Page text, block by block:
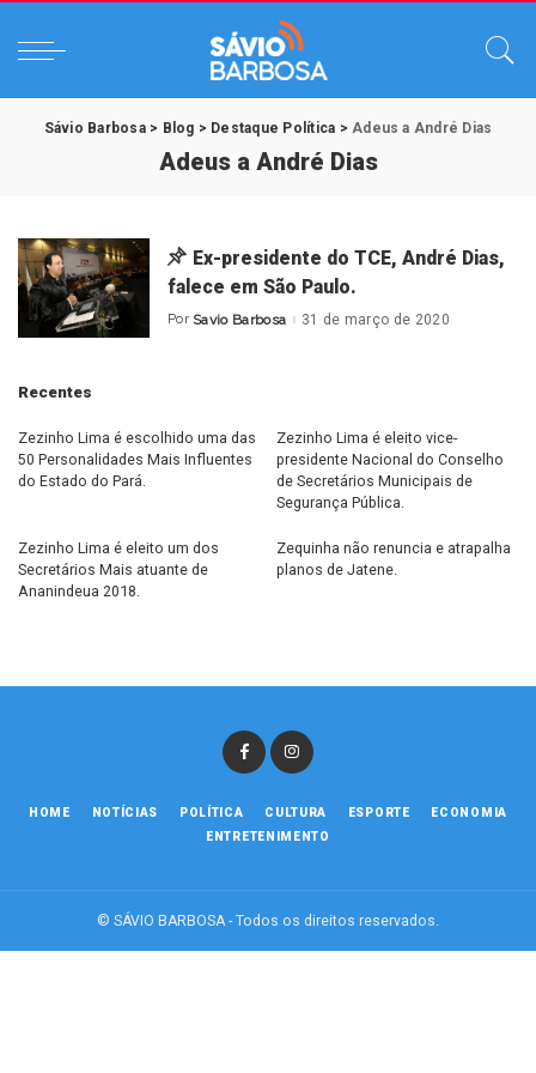
Sávio Barbosa> Blog > Destaque Política >Adeus a André Dias
Adeus a André Dias
Ex-presidente do TCE, André Dias,
falece em São Paulo.
Posted
Por Savio Barbosa 31 de março de 2020
Recentes
Zezinho Lima é escolhido uma das
50 Personalidades Mais Influentes
do Estado do Pará.
Zezinho Lima é eleito vice-
presidente Nacional do Conselho
de Secretários Municipais de
Segurança Pública.
Zezinho Lima é eleito um dos
Secretários Mais atuante de
Ananindeua 2018.
Zequinha não renuncia e atrapalha
planos de Jatene.
HOME NOTÍCIAS POLÍTICA CULTURA ESPORTE
ECONOMIA
ENTRETENIMENTO
© SÁVIO BARBOSA - Todos os direitos reservados.